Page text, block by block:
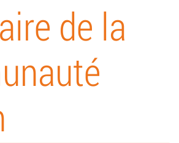
de la